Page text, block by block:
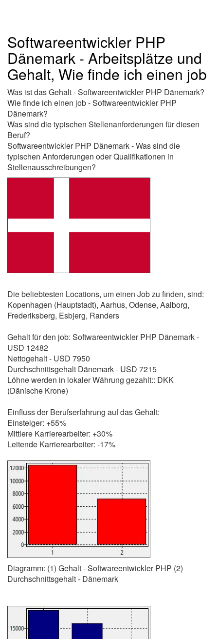
Softwareentwickler PHP
Dänemark - Arbeitsplätze und
Gehalt, Wie finde ich einen job
Was ist das Gehalt - Softwareentwickler PHP Dänemark?
Wie finde ich einen job - Softwareentwickler PHP
Dänemark?
Was sind die typischen Stellenanforderungen für diesen
Beruf?
Softwareentwickler PHP Dänemark - Was sind die
typischen Anforderungen oder Qualifikationen in
Stellenausschreibungen?
Die beliebtesten Locations, um einen Job zu finden, sind:
Kopenhagen (Hauptstadt), Aarhus, Odense, Aalborg,
Frederiksberg, Esbjerg, Randers
Gehalt für den job: Softwareentwickler PHP Dänemark -
USD 12482
Nettogehalt - USD 7950
Durchschnittsgehalt Dänemark - USD 7215
Löhne werden in lokaler Währung gezahlt:: DKK
(Dänische Krone)
Einfluss der Berufserfahrung auf das Gehalt:
Einsteiger: +55%
Mittlere Karrierearbeiter: +30%
Leitende Karrierearbeiter: -17%
Diagramm: (1) Gehalt - Softwareentwickler PHP (2)
Durchschnittsgehalt - Dänemark